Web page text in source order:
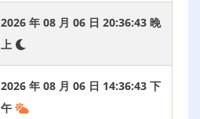
2026 年 08 月 06 日 20:36:44 晚
上
2026 年 08 月 06 日 14:36:44 下
午